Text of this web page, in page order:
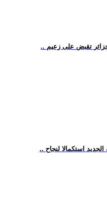
تقبض على زعيم
استكمالا لنجاح